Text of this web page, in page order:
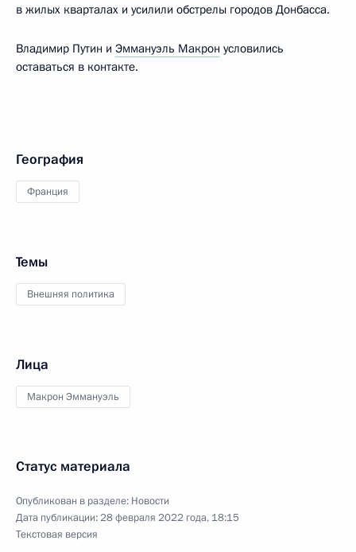
в жилых кварталах и усилили обстрелы городов Донбасса.
Владимир Путин и Эммануэль Макрон условились
оставаться в контакте.
География
Франция
Темы
Внешняя политика
Лица
Макрон Эммануэль
Статус материала
Опубликован в разделе: Новости
Дата публикации:28 февраля 2022 года, 18:15
Текстовая версия